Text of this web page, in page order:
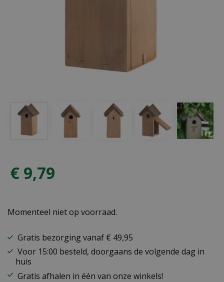
€ 9,79
Momenteel niet op voorraad.
Gratis bezorging vanaf € 49,95
Voor 15:00 besteld, doorgaans de volgende dag in
huis
Gratis afhalen in één van onze winkels!